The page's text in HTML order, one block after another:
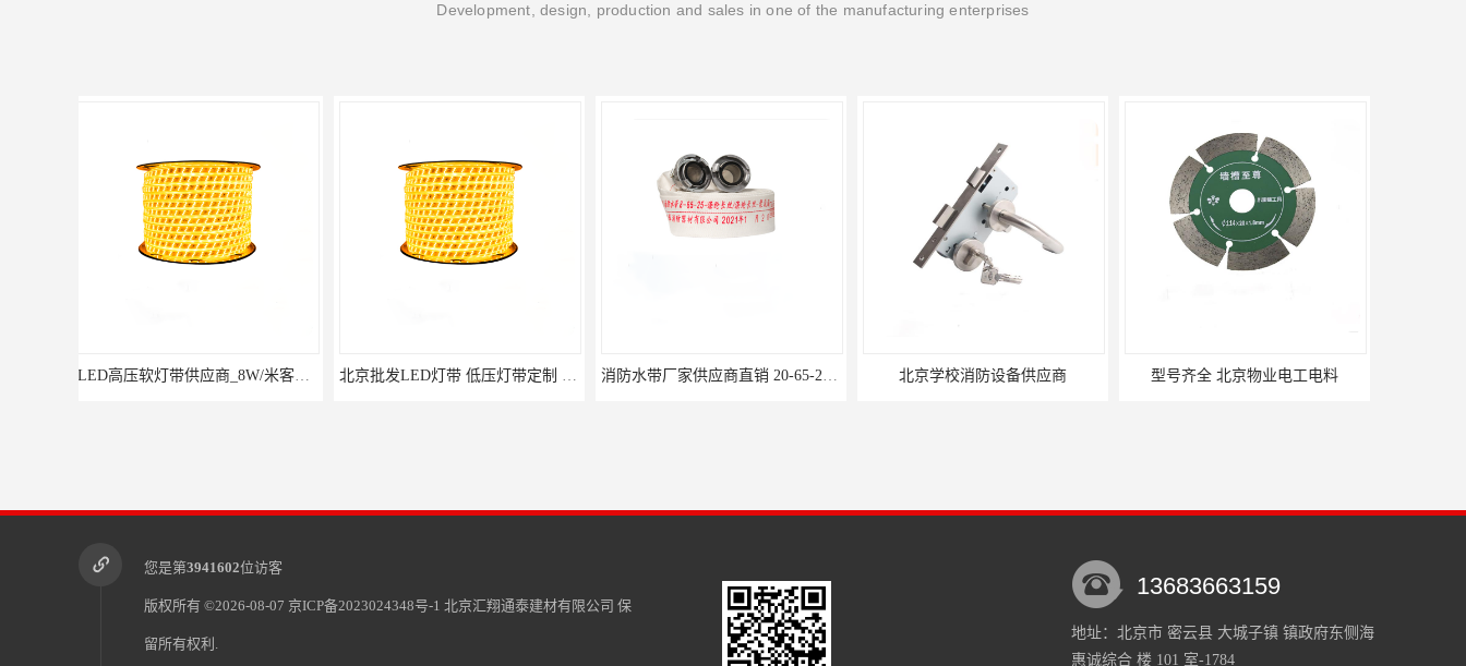
Development, design, production and sales in one of the manufacturing enterprises
北京批发LED灯带 低压灯带定制 景观亮化灯条 消防水带厂家供应商直销 20-65-25消防水带 北京学校消防设备供应商 型号齐全 北京物业电工电料 北京酒店消防设备供应商
您是第3941602位访客
版权所有 ©2026-08-07 京ICP备2023024348号-1 北京汇翔通泰建材有限公司 保
留所有权利.
13683663159
地址：北京市 密云县 大城子镇 镇政府东侧海
惠诚综合 楼 101 室-1784